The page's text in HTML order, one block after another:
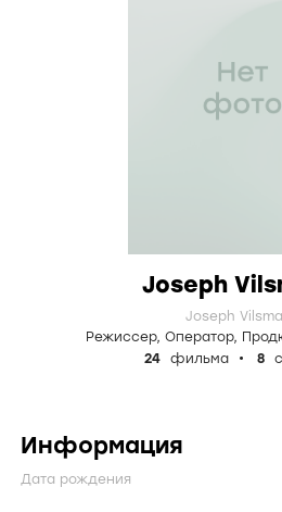
Joseph
Joseph
Режиссер, Оператор,
24
фильма 8
Информация
Дата рождения